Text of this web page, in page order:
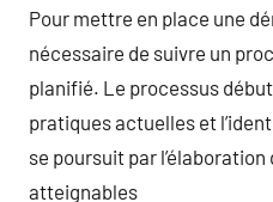
Pour mettre en place une
nécessaire de suivre un
planifié. Le processus
pratiques actuelles et
se poursuit par
atteignables